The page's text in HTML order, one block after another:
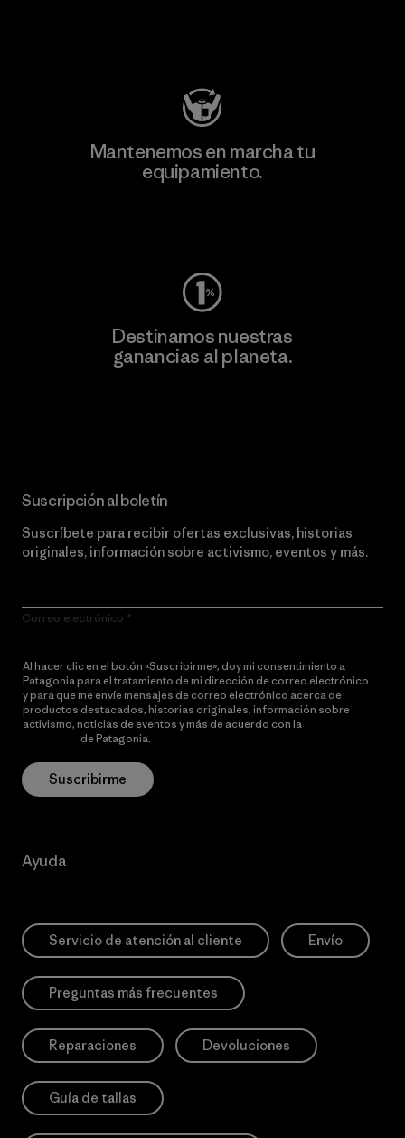
Mantenemos en marcha tu
equipamiento.
Destinamos nuestras
ganancias al planeta.
Suscripción al boletín
Suscríbete para recibir ofertas exclusivas, historias
originales, información sobre activismo, eventos y más.
Correo electrónico
Al hacer clic en el botón «Suscribirme», doy mi consentimiento a
Patagonia para el tratamiento de mi dirección de correo electrónico
y para que me envíe mensajes de correo electrónico acerca de
productos destacados, historias originales, información sobre
activismo, noticias de eventos y más de acuerdo con la
de Patagonia.
Suscribirme
Ayuda
Servicio de atención al cliente Envío
Preguntas más frecuentes
Reparaciones Devoluciones
Guía de tallas